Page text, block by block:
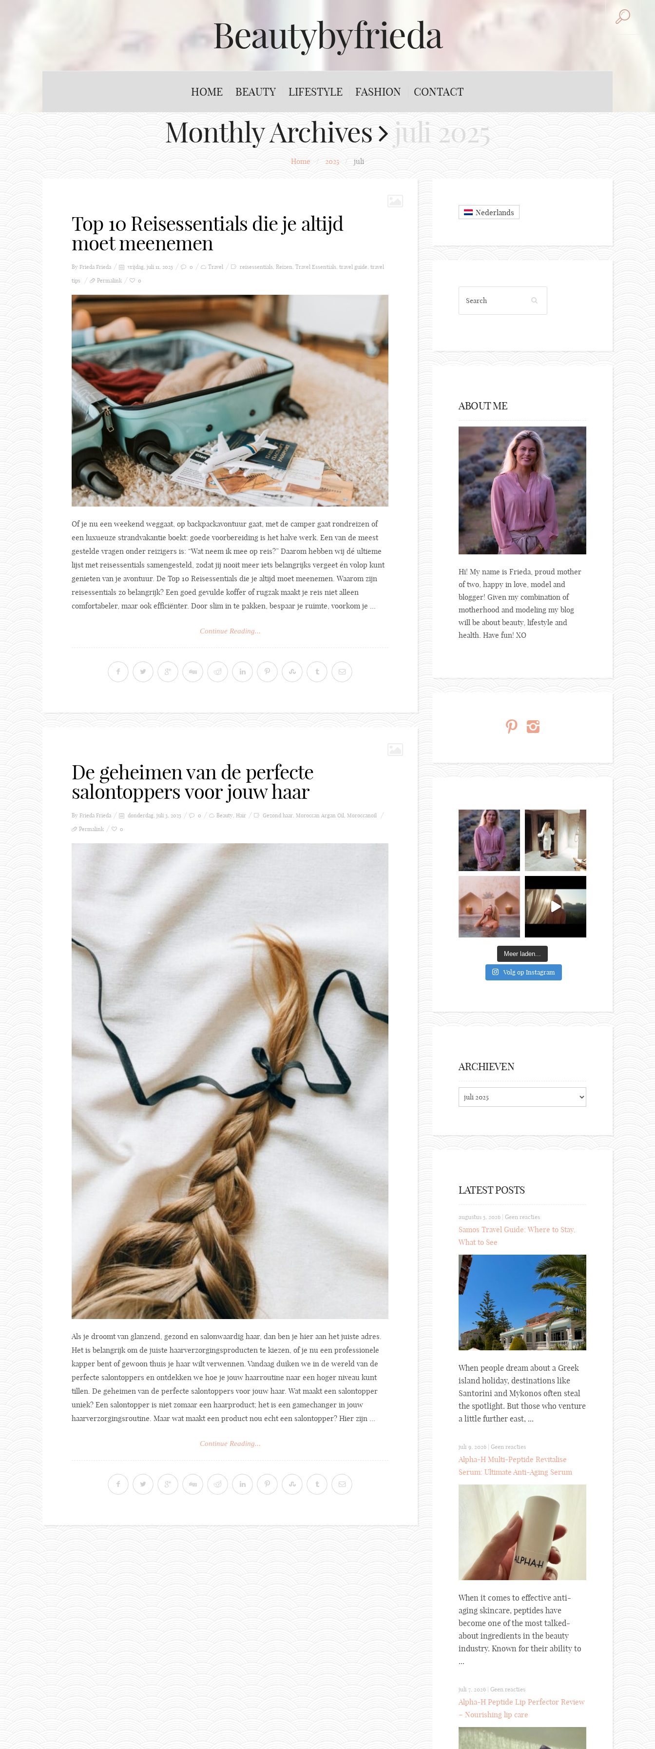
Beautybyfrieda
HOME BEAUTY LIFESTYLE FASHION CONTACT
Monthly Archives juli 2025
Home / 2025 / juli
Top 10 Reisessentials die je altijd
moet meenemen
By Frieda Frieda vrijdag, juli 11, 2025 0 Travel reisessentials, Reizen, Travel Essentials, travel guide, travel
tips
Permalink 0
Of je nu een weekend weggaat, op backpackavontuur gaat, met de camper gaat rondreizen of
een luxueuze strandvakantie boekt: goede voorbereiding is het halve werk. Een van de meest
gestelde vragen onder reizigers is: “Wat neem ik mee op reis?” Daarom hebben wij dé ultieme
lijst met reisessentials samengesteld, zodat jij nooit meer iets belangrijks vergeet én volop kunt
genieten van je avontuur. De Top 10 Reisessentials die je altijd moet meenemen. Waarom zijn
reisessentials zo belangrijk? Een goed gevulde koffer of rugzak maakt je reis niet alleen
comfortabeler, maar ook efficiënter. Door slim in te pakken, bespaar je ruimte, voorkom je ...
Continue Reading...
De geheimen van de perfecte
salontoppers voor jouw haar
By Frieda Frieda donderdag, juli 3, 2025 0 Beauty Hair Gezond haar Moroccan Argan Oil Moroccanoil
Permalink
0
Als je droomt van glanzend, gezond en salonwaardig haar, dan ben je hier aan het juiste adres.
Het is belangrijk om de juiste haarverzorgingsproducten te kiezen, of je nu een professionele
kapper bent of gewoon thuis je haar wilt verwennen. Vandaag duiken we in de wereld van de
perfecte salontoppers en ontdekken we hoe je jouw haarroutine naar een hoger niveau kunt
tillen. De geheimen van de perfecte salontoppers voor jouw haar. Wat maakt een salontopper
uniek? Een salontopper is niet zomaar een haarproduct; het is een gamechanger in jouw
haarverzorgingsroutine. Maar wat maakt een product nou echt een salontopper? Hier zijn ...
Continue Reading...
Nederlands
ABOUT ME
Hi! My name is Frieda, proud mother
of two, happy in love, model and
blogger! Given my combination of
motherhood and modeling my blog
will be about beauty, lifestyle and
health. Have fun! XO
Meer laden...
Volg op Instagram
ARCHIEVEN
LATEST POSTS
augustus 5, 2026 | Geen reacties
Samos Travel Guide: Where to Stay,
What to See
When people dream about a Greek
island holiday, destinations like
Santorini and Mykonos often steal
the spotlight. But those who venture
a little further east, ...
juli 9, 2026 | Geen reacties
Alpha-H Multi-Peptide Revitalise
Serum: Ultimate Anti-Aging Serum
When it comes to effective anti-
aging skincare, peptides have
become one of the most talked-
about ingredients in the beauty
industry. Known for their ability to
...
juli 7, 2026 | Geen reacties
Alpha-H Peptide Lip Perfector Review
– Nourishing lip care